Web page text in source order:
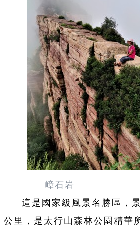
嶂石岩
這是國家級風景名勝區，
公里，是太行山森林公園精華